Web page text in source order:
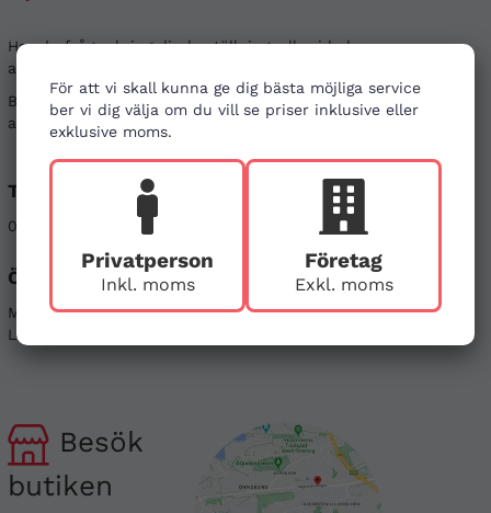
För att vi skall kunna ge dig bästa möjliga service
ber vi dig välja om du vill se priser inklusive eller
exklusive moms.
Privatperson
Inkl. moms
Företag
Exkl. moms
Har du frågor kring din beställning, eller i behov
av vägledning?
Besök gärna våravanliga frågor
. Det går även bra
att kontakta oss genom alternativen nedan.
Telefon
08-121 464 90
Öppettider
Mån - Fre 08-17
Lör & Sön - stängt
Sociala medier
Linkedin
Besök
butiken